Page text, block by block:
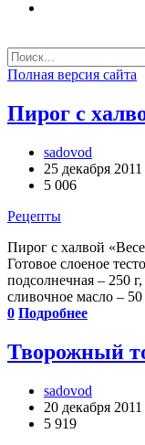
Полная версия сайта
Пирог с
sadovod
25 декабря 2011
5 006
Рецепты
Пирог с халвой
Готовое слоеное
подсолнечная – 250
сливочное масло – 50
0 Подробнее
Творожный
sadovod
20 декабря 2011
5 919